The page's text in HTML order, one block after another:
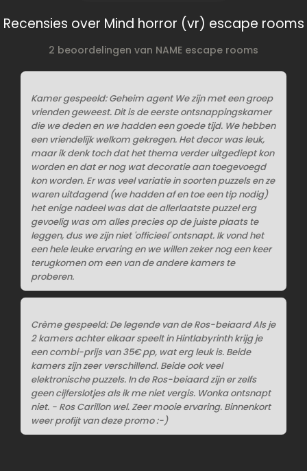
Recensies over Mind horror (vr) escape rooms
2 beoordelingen van NAME escape rooms
Kamer gespeeld: Geheim agent We zijn met een groep
vrienden geweest. Dit is de eerste ontsnappingskamer
die we deden en we hadden een goede tijd. We hebben
een vriendelijk welkom gekregen. Het decor was leuk,
maar ik denk toch dat het thema verder uitgediept kon
worden en dat er nog wat decoratie aan toegevoegd
kon worden. Er was veel variatie in soorten puzzels en ze
waren uitdagend (we hadden af en toe een tip nodig)
het enige nadeel was dat de allerlaatste puzzel erg
gevoelig was om alles precies op de juiste plaats te
leggen, dus we zijn niet 'officieel' ontsnapt. Ik vond het
een hele leuke ervaring en we willen zeker nog een keer
terugkomen om een van de andere kamers te
proberen.
Crème gespeeld: De legende van de Ros-beiaard Als je
2 kamers achter elkaar speelt in Hintlabyrinth krijg je
een combi-prijs van 35€ pp, wat erg leuk is. Beide
kamers zijn zeer verschillend. Beide ook veel
elektronische puzzels. In de Ros-beiaard zijn er zelfs
geen cijferslotjes als ik me niet vergis. Wonka ontsnapt
niet. - Ros Carillon wel. Zeer mooie ervaring. Binnenkort
weer profijt van deze promo :-)